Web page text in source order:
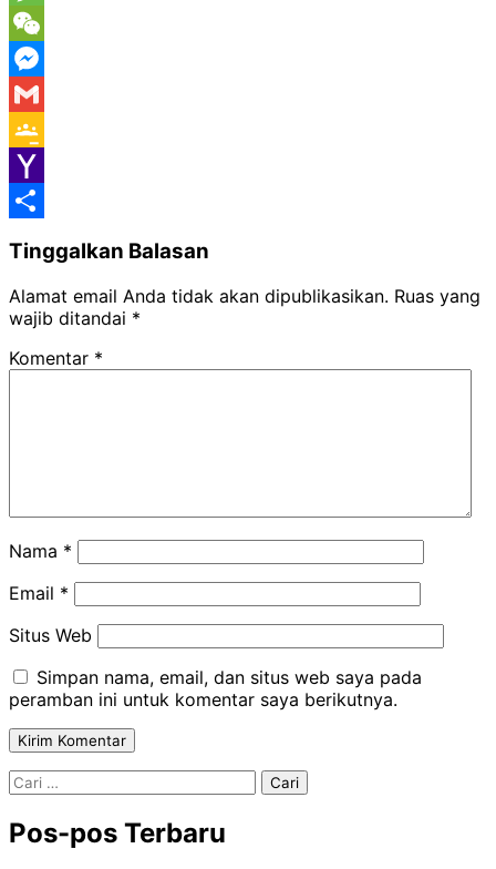
Message
WeChat
Messenger
Gmail
Google
Classroom
Yahoo
Tinggalkan Balasan
Alamat email Anda tidak akan dipublikasikan. Ruas yang
wajib ditandai *
Komentar *
Nama *
Email *
Situs Web
Simpan nama, email, dan situs web saya pada
peramban ini untuk komentar saya berikutnya.
Cari
Pos-pos Terbaru